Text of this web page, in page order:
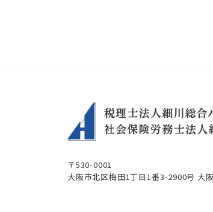
〒530-0001
大阪市北区梅田1丁目1番3-2900号大